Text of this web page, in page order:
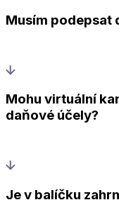
Musím podepsat
Mohu virtuální
daňové účely?
Je v balíčku